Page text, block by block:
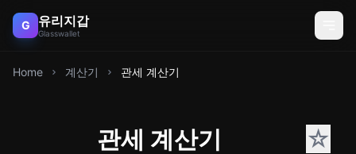
G 유리지갑
Glasswallet
Home 계산기 관세 계산기
관세 계산기 ☆